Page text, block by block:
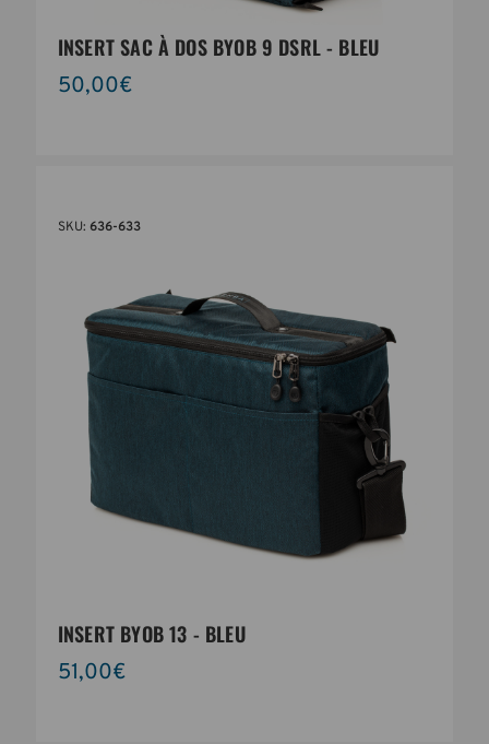
INSERT SAC À DOS BYOB 9 DSRL - BLEU
50,00€
SKU: 636-633
INSERT BYOB 13 - BLEU
51,00€